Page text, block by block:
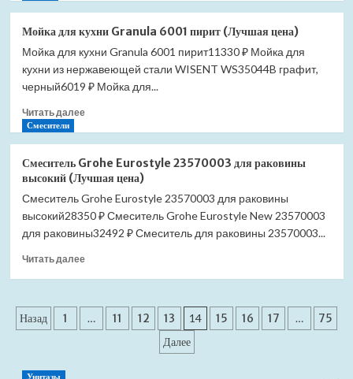
для
кухни
Granula
6001
(Лучшая
Мойка для кухни Granula 6001 пирит (Лучшая цена)
Мойка для кухни Granula 6001 пирит11330 ₽ Мойка для
кухни из нержавеющей стали WISENT WS35044B графит,
черный6019 ₽ Мойка для...
Читать далееПрочитать
Мойка
для
кухни
Granula
6001
пирит
цена)
Смесители
Смеситель Grohe Eurostyle 23570003 для раковины
высокий (Лучшая цена)
Смеситель Grohe Eurostyle 23570003 для раковины
высокий28350 ₽ Смеситель Grohe Eurostyle New 23570003
для раковины32492 ₽ Смеситель для раковины 23570003...
Читать далееПрочитать
Eurostyle
Пагинация
Назад 1 … 11 12 13 14 15 16 17 …
75
Далее
Унитазы